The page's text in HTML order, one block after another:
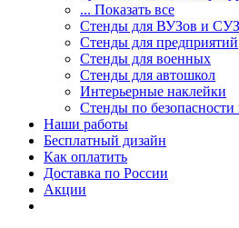
... Показать все
Стенды для ВУЗов и
Стенды для предприятий
Стенды для военных
Стенды для автошкол
Интерьерные наклейки
Стенды по
Наши работы
Бесплатный дизайн
Как оплатить
Доставка по России
Акции